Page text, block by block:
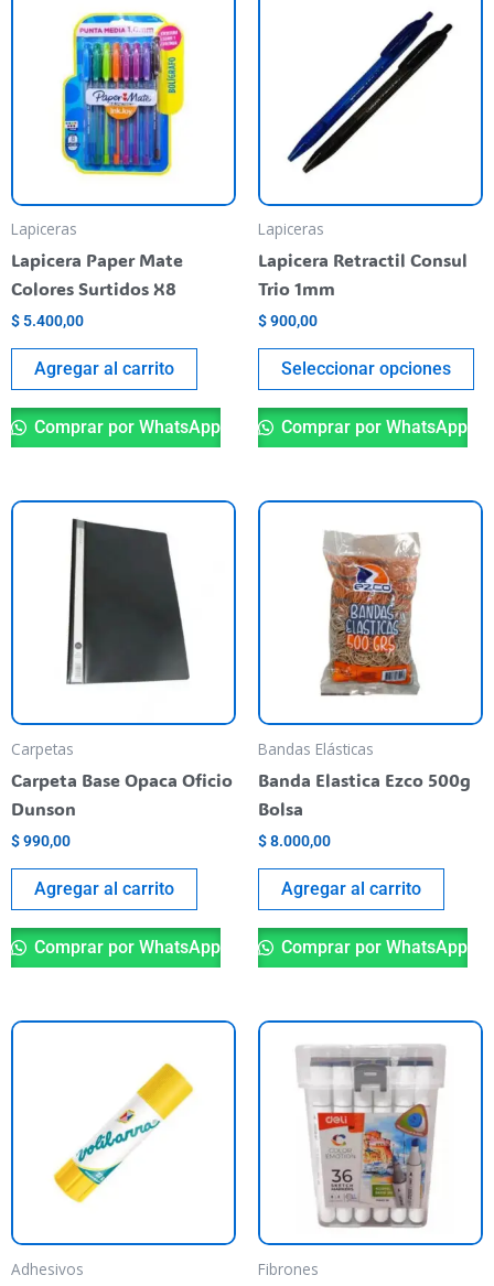
Lapiceras
Lapicera Paper Mate
Colores Surtidos X8
$ 5.400,00
Agregar al carrito
Comprar por WhatsApp
Lapiceras
Lapicera Retractil Consul
Trio 1mm
$900,00
Seleccionar opciones
se
Comprar por WhatsApp
Carpetas
Carpeta Base Opaca Oficio
Dunson
$990,00
Agregar al carrito
Comprar por WhatsApp
Bandas Elásticas
Banda Elastica Ezco 500g
Bolsa
$8.000,00
Agregar al carrito
Comprar por WhatsApp
Adhesivos Fibrones